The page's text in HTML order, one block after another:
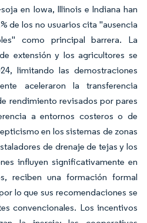
en Iowa, Illinois e Indiana han
de los no usuarios cita "ausencia
como principal barrera. La
extensión y los agricultores se
limitando las demostraciones
aceleraron la transferencia
rendimiento revisados por pares
a entornos costeros o de
en los sistemas de zonas
de drenaje de tejas y los
influyen significativamente en
reciben una formación formal
lo que sus recomendaciones se
convencionales. Los incentivos